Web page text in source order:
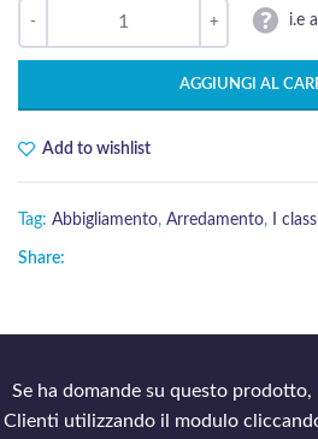
i.e
AGGIUNGI AL
Add to wishlist
Tag: Abbigliamento, Arredamento, I
Share:
Se ha domande su questo
Clienti utilizzando il modulo